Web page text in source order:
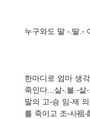
누구와도 딸 -.딸.-
한마디로 엄마 생
죽인다...살-.불.-
말의 고-승 임-제
를 죽이고 조-사祖